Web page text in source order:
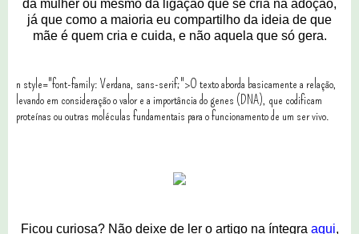
da mulher ou mesmo da ligação que se cria na adoção,
já que como a maioria eu compartilho da ideia de que
mãe é quem cria e cuida, e não aquela que só gera.
n style="font-family: Verdana, sans-serif;">O texto aborda basicamente a relação,
levando em consideração o valor e a importância do genes (DNA), que codificam
proteínas ou outras moléculas fundamentais para o funcionamento de um ser vivo.
Ficou curiosa? Não deixe de ler o artigo na íntegra aqui,